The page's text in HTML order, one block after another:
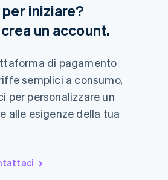
iniziare?
un account.
di pagamento
semplici a consumo,
per personalizzare un
alle esigenze della tua